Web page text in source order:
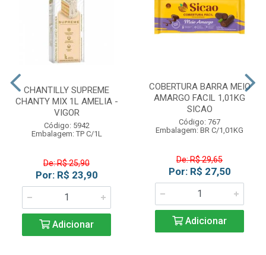
CHANTILLY SUPREME
CHANTY MIX 1L AMELIA -
VIGOR
Código: 5942
Embalagem: TP C/1L
De: R$ 25,90
Por: R$ 23,90
Adicionar
COBERTURA BARRA MEIO
AMARGO FACIL 1,01KG
SICAO
Código: 767
Embalagem: BR C/1,01KG
De: R$ 29,65
Por: R$ 27,50
Adicionar